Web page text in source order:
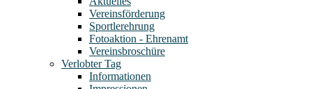
Vereinsförderung
Sportlerehrung
Fotoaktion - Ehrenamt
Vereinsbroschüre
Verlobter Tag
Informationen